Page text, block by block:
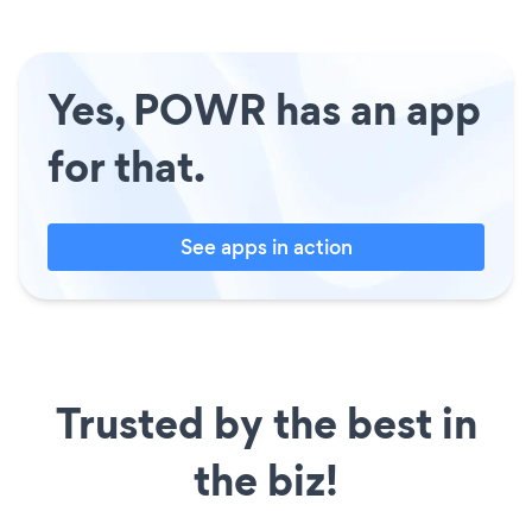
Yes, POWR has an app
for that.
See apps in action
Trusted by the best in
the biz!